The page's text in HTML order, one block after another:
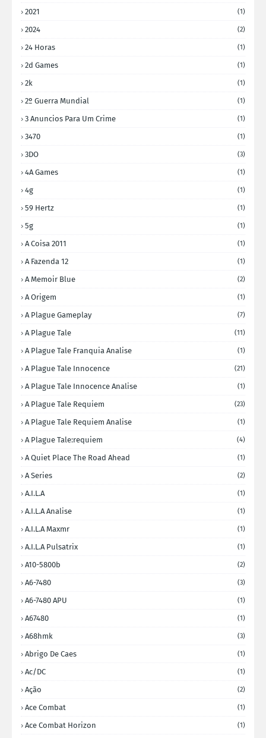
2021 (1)
2024 (2)
24 Horas (1)
2d Games (1)
2k (1)
2º Guerra Mundial (1)
3 Anuncios Para Um Crime (1)
3470 (1)
3DO (3)
4A Games (1)
4g (1)
59 Hertz (1)
5g (1)
A Coisa 2011 (1)
A Fazenda 12 (1)
A Memoir Blue (2)
A Origem (1)
A Plague Gameplay (7)
A Plague Tale (11)
A Plague Tale Franquia Analise (1)
A Plague Tale Innocence (21)
A Plague Tale Innocence Analise (1)
A Plague Tale Requiem (23)
A Plague Tale Requiem Analise (1)
A Plague Tale:requiem (4)
A Quiet Place The Road Ahead (1)
A Series (2)
A.I.L.A (1)
A.I.L.A Analise (1)
A.I.L.A Maxmr (1)
A.I.L.A Pulsatrix (1)
A10-5800b (2)
A6-7480 (3)
A6-7480 APU (1)
A67480 (1)
A68hmk (3)
Abrigo De Caes (1)
Ac/DC (1)
Ação (2)
Ace Combat (1)
Ace Combat Horizon (1)